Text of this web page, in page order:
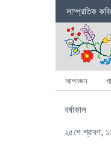
Sections
সাম্প্রতিক
Categories
আপনজন
বর্ষাকাল
২৫শে শ্রাবণ,